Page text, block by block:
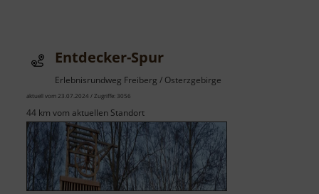
Entdecker-Spur
Erlebnisrundweg Freiberg / Osterzgebirge
aktuell vom 23.07.2024 / Zugriffe: 3056
44 km vom aktuellen Standort